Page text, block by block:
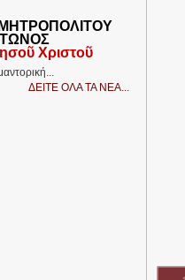
Χριστοῦ
ΔΕΙΤΕ ΟΛΑ ΤΑ ΝΕΑ...